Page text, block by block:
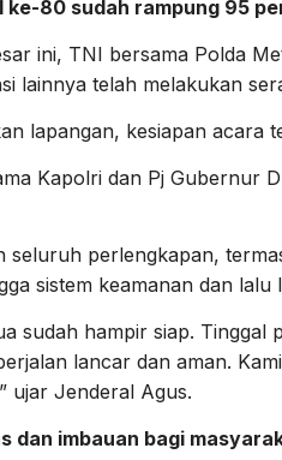
ke-80 sudah rampung 95
ini, TNI bersama Polda
lainnya telah melakukan
lapangan, kesiapan acara
Kapolri dan Pj Gubernur
seluruh perlengkapan,
sistem keamanan dan lalu
sudah hampir siap.
lancar dan aman.
ujar Jenderal Agus.
dan imbauan bagi